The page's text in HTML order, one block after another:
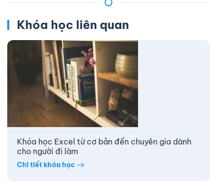
Khóa học liên quan
Khóa học Excel từ cơ bản đến chuyên gia dành
cho người đi làm
Chi tiết khóa học